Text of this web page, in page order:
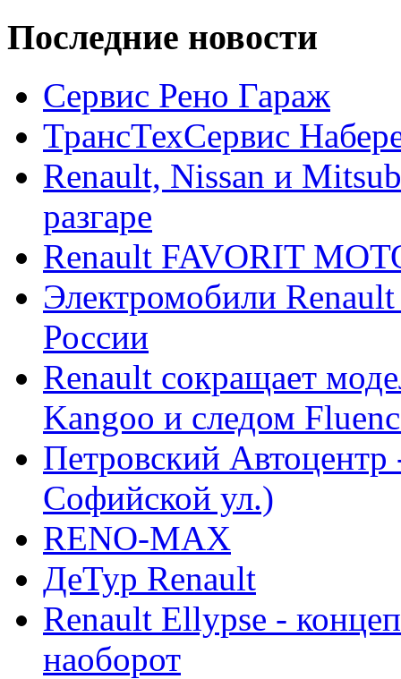
Последние новости
Сервис Рено Гараж
ТрансТехСервис
Renault, Nissan и
разгаре
Renault FAVORIT
Электромобили
России
Renault сокращает
Kangoo и следом
Петровский
Софийской ул.)
RENO-MAX
ДеТур Renault
Renault Ellypse -
наоборот